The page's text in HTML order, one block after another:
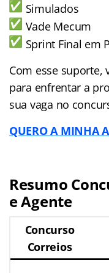
Simulados
Vade Mecum
Sprint Final em
Com esse suporte,
para enfrentar a
sua vaga no
QUERO A MINHA
Resumo
e Agente
Concurso
Correios